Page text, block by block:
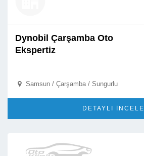
Dynobil Çarşamba Oto
Ekspertiz
 Samsun / Çarşamba / Sungurlu
DETAYLI İNCELE